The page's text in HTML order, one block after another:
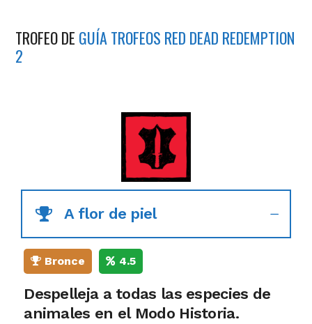
TROFEO DE GUÍA TROFEOS RED DEAD REDEMPTION
2
A flor de piel
Bronce 4.5
Despelleja a todas las especies de
animales en el Modo Historia.